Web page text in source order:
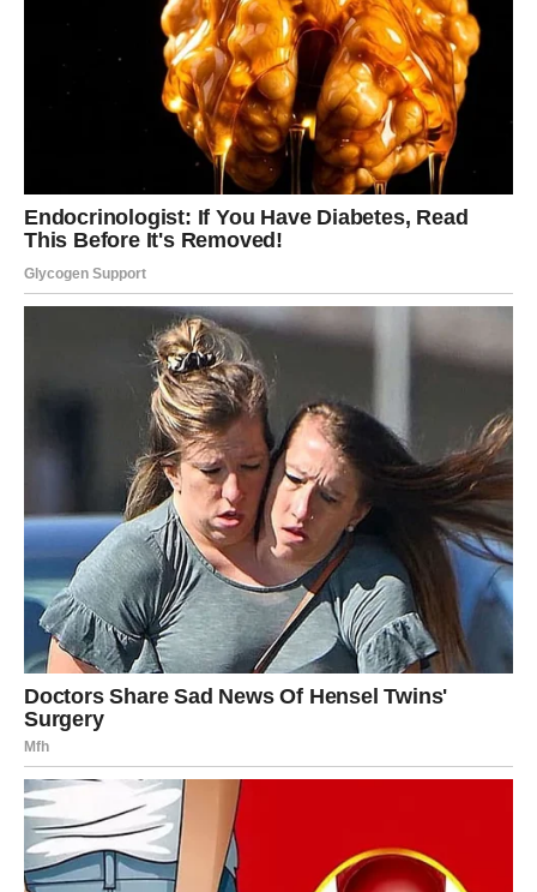
Ova metoda bojanja jaja ne samo da je potpuno ekološka,
već je i prilika da se povežete s tradicijom i prirodom.
Svako jaje je jedinstveno – kao mali prirodni artefakt,
nastao uz malo truda i mnogo ljubavi. Bez hemikalija, bez
nepotrebnih dodataka – samo vi, vaša kuhinja, i boje koje
daje sama priroda.
BONUS TEKST
Ako ove godine želite da vaša uskršnja jaja izgledaju
posebno dekorativnoi drugačije od klasičnih varijanti,
isprobajte jednostavnu tehniku mramoriranja pomoću
aluminijumske folije.
Za ovu metodu potrebno je samo nekoliko koraka, a
rezultat će vas oduševiti!
Prvo skuvajte jaja na klasičan način, dok ne postanu tvrdo
kuvana. Kada su jaja gotova, ostavite ih da se potpuno
ohlade.